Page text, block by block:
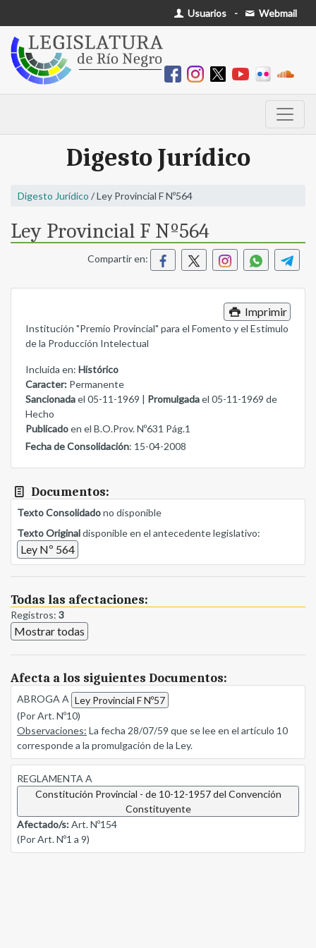
Usuarios - Webmail
Digesto Jurídico
Digesto Jurídico / Ley Provincial F Nº564
Ley Provincial F Nº564
Compartir en:
Imprimir
Institución "Premio Provincial" para el Fomento y el Estimulo
de la Producción Intelectual
Incluida en: Histórico
Caracter: Permanente
Sancionadael 05-11-1969 | Promulgadael 05-11-1969 de
Hecho
Publicadoen el B.O.Prov. Nº631 Pág.1
Fecha de Consolidación: 15-04-2008
Documentos:
Texto Consolidadono disponible
Texto Originaldisponible en el antecedente legislativo:
Ley Nº 564
Todas las afectaciones:
Registros: 3
Mostrar todas
Afecta a los siguientes Documentos:
ABROGA A Ley Provincial F Nº57
(Por Art. Nº10)
Observaciones: La fecha 28/07/59 que se lee en el artículo 10
corresponde a la promulgación de la Ley.
REGLAMENTA A
Constitución Provincial - de 10-12-1957 del Convención
Constituyente
Afectado/s:Art. Nº154
(Por Art. Nº1 a 9)